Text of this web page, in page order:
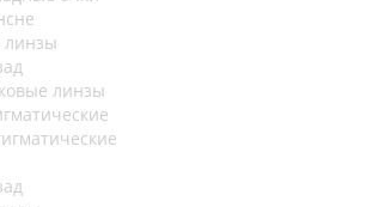
линзы